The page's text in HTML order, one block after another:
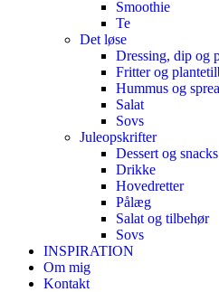
Smoothie
Te
Det løse
Dressing, dip og
Fritter og
Hummus og
Salat
Sovs
Juleopskrifter
Dessert og snacks
Drikke
Hovedretter
Pålæg
Salat og tilbehør
Sovs
INSPIRATION
Om mig
Kontakt